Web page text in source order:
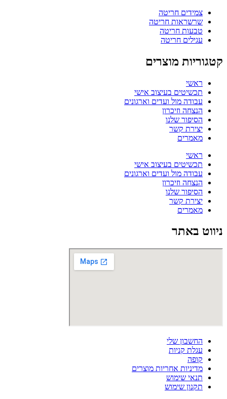
צמידים חריטה
שרשראות חריטה
טבעות חריטה
עגילים חריטה
קטגוריות מוצרים
ראשי
תכשיטים בעיצוב אישי
עבודה מול ועדים וארגונים
הנצחה וזיכרון
הסיפור שלנו
יצירת קשר
מאמרים
ראשי
תכשיטים בעיצוב אישי
עבודה מול ועדים וארגונים
הנצחה וזיכרון
הסיפור שלנו
יצירת קשר
מאמרים
ניווט באתר
החשבון שלי
עגלת קניות
קופה
מדיניות אחריות מוצרים
תנאי שימוש
תקנון שימוש